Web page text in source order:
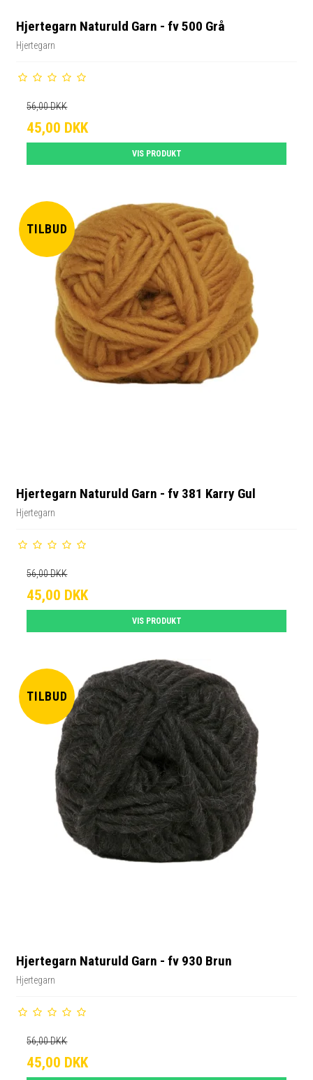
Hjertegarn Naturuld Garn - fv 500 Grå
Hjertegarn
56,00 DKK
45,00 DKK
VIS PRODUKT
TILBUD
Hjertegarn Naturuld Garn - fv 381 Karry Gul
Hjertegarn
56,00 DKK
45,00 DKK
VIS PRODUKT
TILBUD
Hjertegarn Naturuld Garn - fv 930 Brun
Hjertegarn
56,00 DKK
45,00 DKK